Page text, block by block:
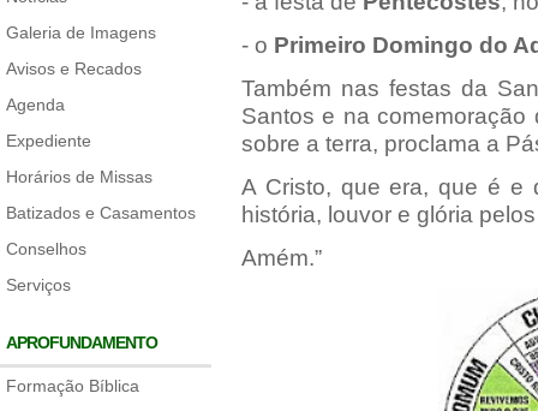
Galeria de Imagens
Avisos e Recados
Agenda
Expediente
Horários de Missas
Batizados e Casamentos
Conselhos
Serviços
APROFUNDAMENTO
Formação Bíblica
- o Primeiro Domingo do
Também nas festas da
Santos e na comemoração
sobre a terra, proclama a
A Cristo, que era, que é e
história, louvor e glória
Amém.”